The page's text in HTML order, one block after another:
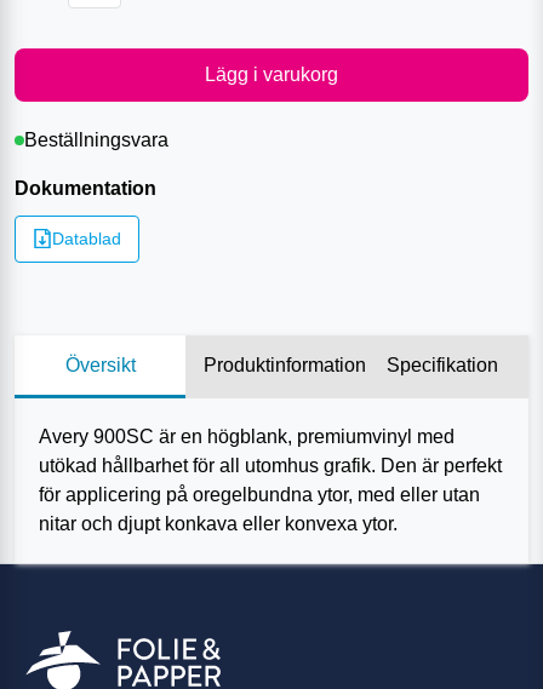
Lägg i varukorg
Beställningsvara
Dokumentation
Datablad
Översikt Produktinformation Specifikation
Avery 900SC är en högblank, premiumvinyl med
utökad hållbarhet för all utomhus grafik. Den är perfekt
för applicering på oregelbundna ytor, med eller utan
nitar och djupt konkava eller konvexa ytor.